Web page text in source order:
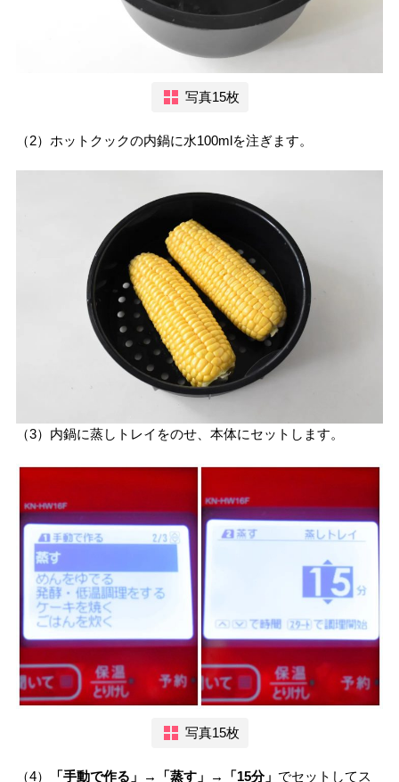
写真15枚
（2）ホットクックの内鍋に水100mlを注ぎます。
（3）内鍋に蒸しトレイをのせ、本体にセットします。
写真15枚
（4） 「手動で作る」→「蒸す」→「15分」 でセットしてス